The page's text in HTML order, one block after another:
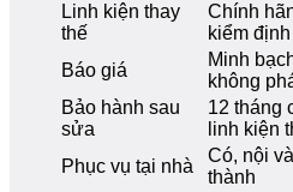
Linh kiện thay
thế
Chính
kiểm định
Báo giá
Minh
không
Bảo hành sau
sửa
12 tháng
linh kiện
Phục vụ tại nhà
Có, nội
thành